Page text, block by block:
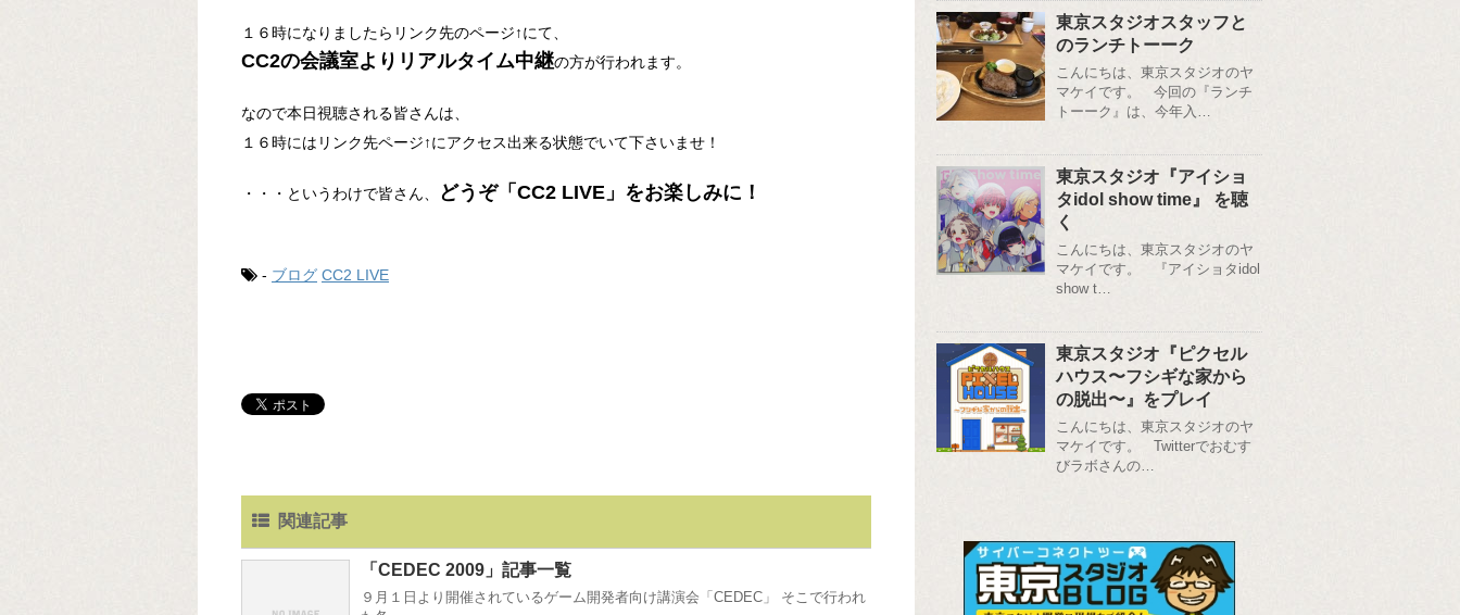
１６時になりましたらリンク先のページ↑にて、
CC2の会議室よりリアルタイム中継の方が行われます。
なので本日視聴される皆さんは、
１６時にはリンク先ページ↑にアクセス出来る状態でいて下さいませ！
・・・というわけで皆さん、 どうぞ「CC2 LIVE」をお楽しみに！
- ブログ CC2 LIVE
関連記事
「CEDEC 2009」記事一覧
９月１日より開催されているゲーム開発者向け講演会「CEDEC」 そこで行われ
東京スタジオスタッフと
のランチトーーク
こんにちは、東京スタジオのヤ
マケイです。 今回の『ランチ
トーーク』は、今年入…
東京スタジオ『アイショ
タidol show time』 を聴
く
こんにちは、東京スタジオのヤ
マケイです。 『アイショタidol
show t…
東京スタジオ『ピクセル
ハウス〜フシギな家から
の脱出〜』をプレイ
こんにちは、東京スタジオのヤ
マケイです。 Twitterでおむす
びラボさんの…